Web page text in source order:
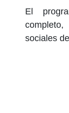
El
sociales